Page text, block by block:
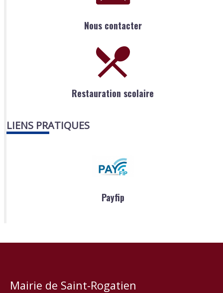
Nous contacter
Restauration scolaire
LIENS PRATIQUES
Payfip
Mairie de Saint-Rogatien